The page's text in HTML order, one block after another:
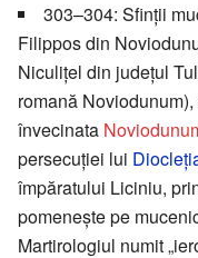
303–304: Sfinții
Filippos din
Niculițel din județul
romană
învecinata
persecuției lui
împăratului Liciniu,
pomenește pe
Martirologiul numit